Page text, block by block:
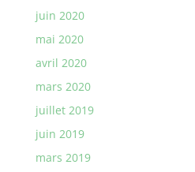
juin 2020
mai 2020
avril 2020
mars 2020
juillet 2019
juin 2019
mars 2019